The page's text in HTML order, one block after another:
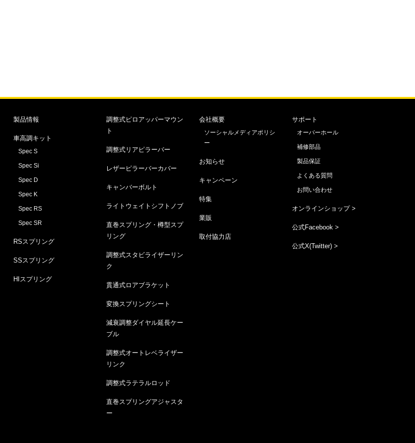
製品情報
車高調キット
Spec S
Spec Si
Spec D
Spec K
Spec RS
Spec SR
RSスプリング
SSスプリング
HIスプリング
調整式ピロアッパーマウン
ト
調整式リアピラーバー
レザーピラーバーカバー
キャンバーボルト
ライトウェイトシフトノブ
直巻スプリング・樽型スプ
リング
調整式スタビライザーリン
ク
貫通式ロアブラケット
変換スプリングシート
減衰調整ダイヤル延長ケー
ブル
調整式オートレベライザー
リンク
調整式ラテラルロッド
直巻スプリングアジャスタ
ー
会社概要
ソーシャルメディアポリシ
ー
お知らせ
キャンペーン
特集
業販
取付協力店
サポート
オーバーホール
補修部品
製品保証
よくある質問
お問い合わせ
オンラインショップ >
公式Facebook >
公式X(Twitter) >